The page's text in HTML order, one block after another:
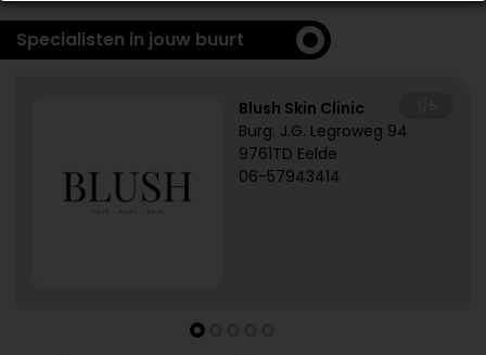
Specialisten in jouw buurt
Blush Skin Clinic
Burg. J.G. Legroweg 94
9761TD Eelde
06-57943414